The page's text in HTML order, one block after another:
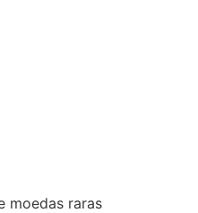
moedas raras